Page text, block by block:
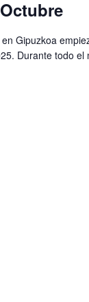
Gipuzkoa
Durante todo